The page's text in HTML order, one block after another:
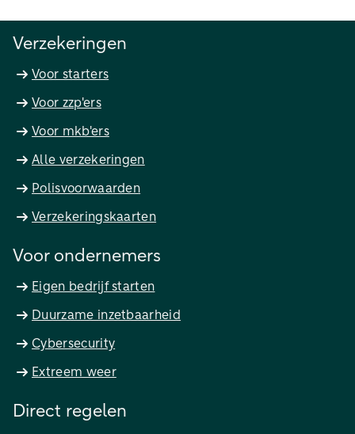
Verzekeringen
Voor starters
Voor zzp'ers
Voor mkb'ers
Alle verzekeringen
Polisvoorwaarden
Verzekeringskaarten
Voor ondernemers
Eigen bedrijf starten
Duurzame inzetbaarheid
Cybersecurity
Extreem weer
Direct regelen